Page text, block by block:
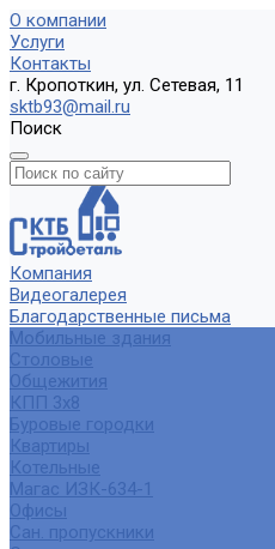
О компании
Услуги
Контакты
г. Кропоткин, ул. Сетевая, 11
sktb93@mail.ru
Поиск
Компания
Видеогалерея
Благодарственные письма
Мобильные здания
Столовые
Общежития
КПП 3х8
Буровые городки
Квартиры
Котельные
Магас ИЗК-634-1
Офисы
Сан. пропускники